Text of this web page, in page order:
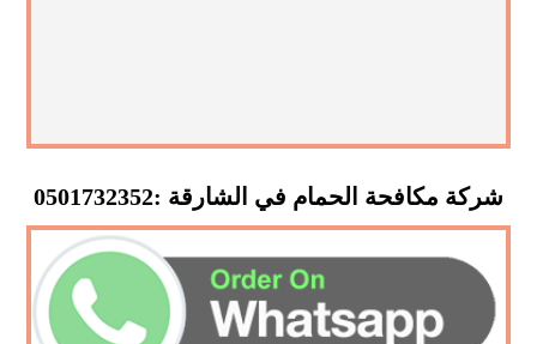
شركة مكافحة الحمام في الشارقة :0501732352